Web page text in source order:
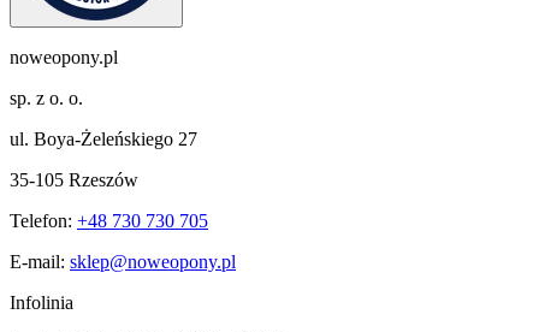
noweopony.pl
sp. z o. o.
ul. Boya-Żeleńskiego 27
35-105 Rzeszów
Telefon: +48 730 730 705
E-mail: sklep@noweopony.pl
Infolinia